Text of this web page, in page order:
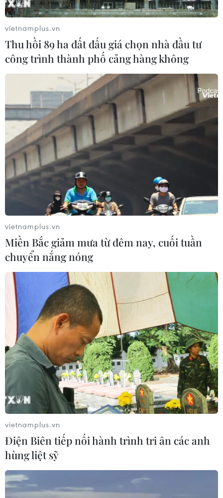
Tổng thống Donald Trump sẽ không cho
phép Triều Tiên tấn công Mỹ
29/11/2017 06:24
Thượng nghị sỹ Mỹ Lindsay Graham khẳng định Tổng
thống Trump sẽ không cho phép nhà lãnh đạo Triều Tiên
Kim Jong-un thực hiện một vụ tấn công bằng vũ khí hạt
nhân có khả năng vươn tới lục địa Mỹ.
vietnamplus.vn
Thu hồi 89 ha đất đấu giá chọn nhà đầu tư
công trình thành phố cảng hàng không
vietnamplus.vn
Miền Bắc giảm mưa từ đêm nay, cuối tuần
chuyển nắng nóng
vietnamplus.vn
Điện Biên tiếp nối hành trình tri ân các anh
hùng liệt sỹ